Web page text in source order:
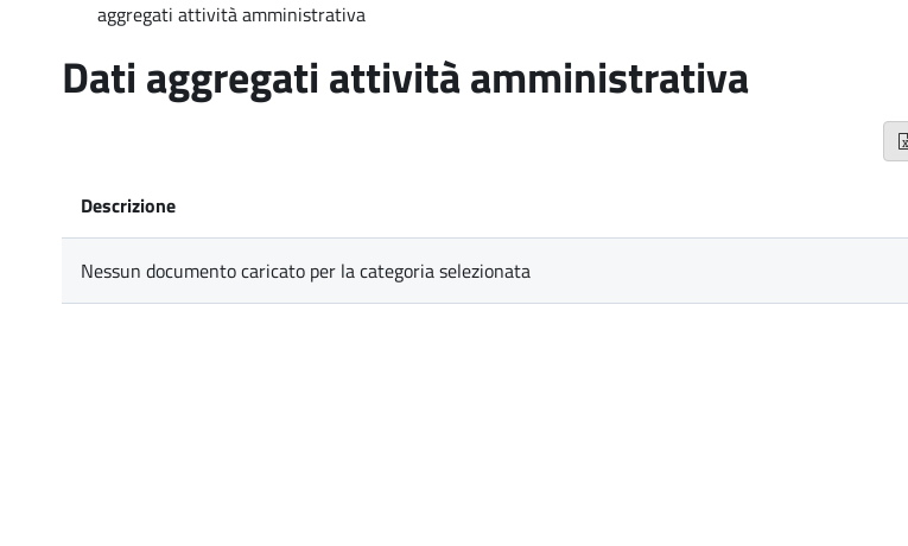
aggregati attività amministrativa
Dati aggregati attività amministrativa
Descrizione
Nessun documento caricato per la categoria selezionata